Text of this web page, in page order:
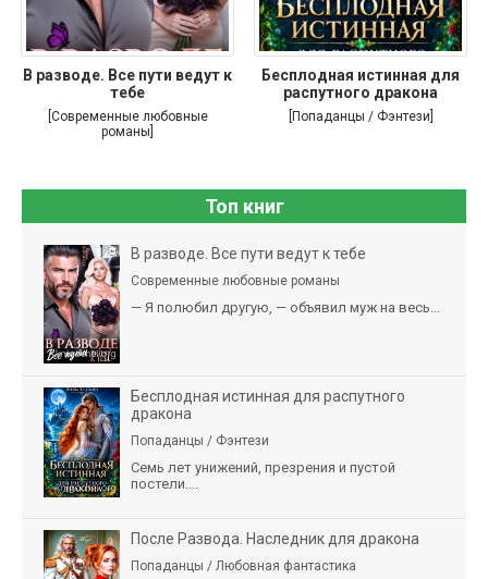
В разводе. Все пути ведут к
тебе
[Современные любовные
романы]
Бесплодная истинная для
распутного дракона
[Попаданцы / Фэнтези]
Топ книг
В разводе. Все пути ведут к тебе
Современные любовные романы
— Я полюбил другую, — объявил муж на весь...
Бесплодная истинная для распутного
дракона
Попаданцы / Фэнтези
Семь лет унижений, презрения и пустой
постели....
После Развода. Наследник для дракона
Попаданцы / Любовная фантастика